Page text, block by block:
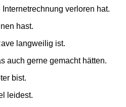
verloren hat.
hast.
langweilig ist.
auch gerne gemacht hätten.
bist.
leidest.